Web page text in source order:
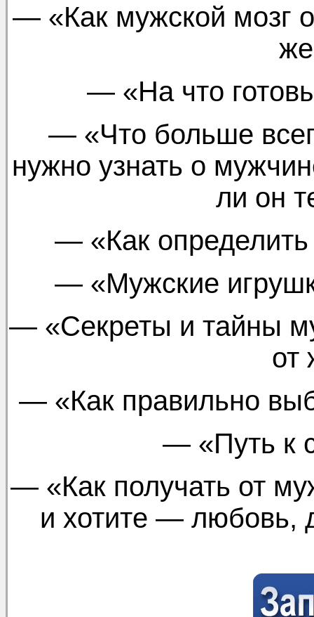
— «Как мужской мозг
— «На что
— «Что больше
нужно узнать о
ли он
— «Как определить
— «Мужские
— «Секреты и тайны
от
— «Как правильно
— «Путь к
— «Как получать от
и хотите — любовь,